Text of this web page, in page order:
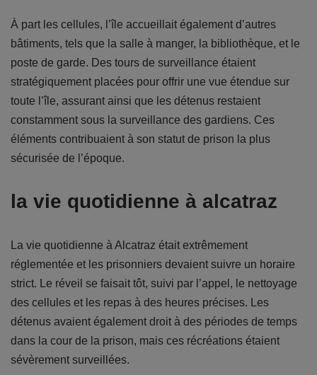
À part les cellules, l’île accueillait également d’autres
bâtiments, tels que la salle à manger, la bibliothèque, et le
poste de garde. Des tours de surveillance étaient
stratégiquement placées pour offrir une vue étendue sur
toute l’île, assurant ainsi que les détenus restaient
constamment sous la surveillance des gardiens. Ces
éléments contribuaient à son statut de prison la plus
sécurisée de l’époque.
la vie quotidienne à alcatraz
La vie quotidienne à Alcatraz était extrêmement
réglementée et les prisonniers devaient suivre un horaire
strict. Le réveil se faisait tôt, suivi par l’appel, le nettoyage
des cellules et les repas à des heures précises. Les
détenus avaient également droit à des périodes de temps
dans la cour de la prison, mais ces récréations étaient
sévèrement surveillées.